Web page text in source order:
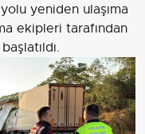
yeniden ulaşıma
ekipleri tarafından
başlatıldı.